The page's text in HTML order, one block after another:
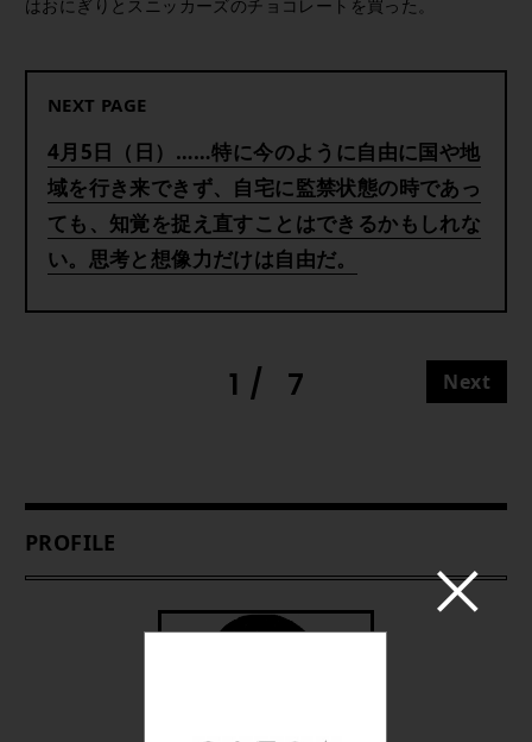
はおにぎりとスニッカーズのチョコレートを買った。
NEXT PAGE
4月5日（日）……特に今のように自由に国や地
域を行き来できず、自宅に監禁状態の時であっ
ても、知覚を捉え直すことはできるかもしれな
い。思考と想像力だけは自由だ。
Next
1 7
PROFILE